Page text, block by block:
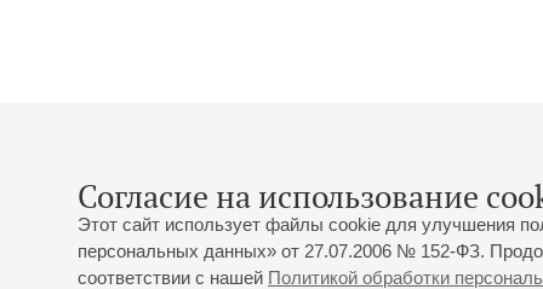
Согласие на использование
Этот сайт использует файлы cookie для улучшения
персональных данных» от 27.07.2006 № 152-ФЗ.
соответствии с нашей Политикой обработки